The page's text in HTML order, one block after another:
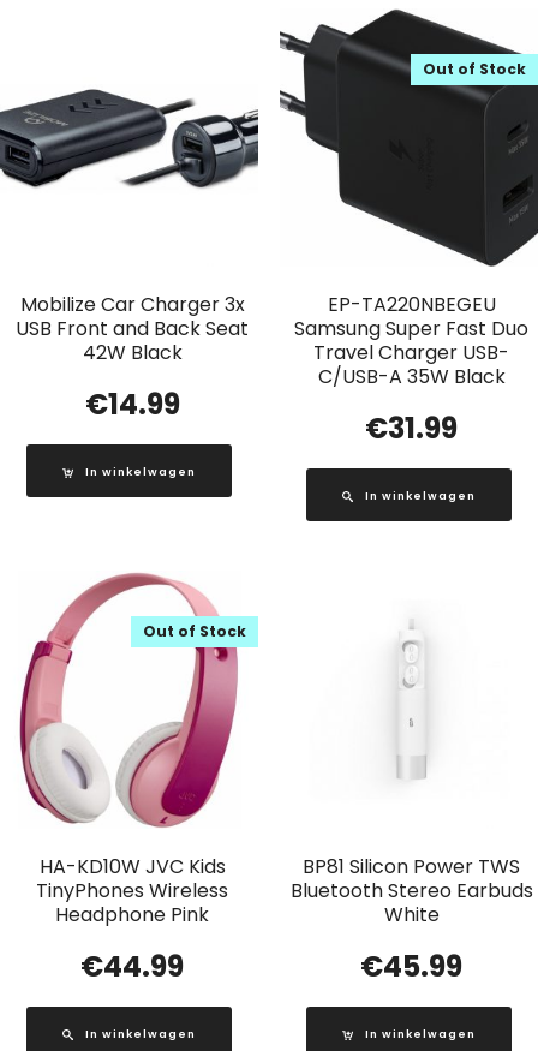
Mobilize Car Charger 3x
USB Front and Back Seat
42W Black
€14.99
In winkelwagen
EP-TA220NBEGEU
Samsung Super Fast Duo
Travel Charger USB-
C/USB-A 35W Black
Out of Stock
€31.99
In winkelwagen
HA-KD10W JVC Kids
TinyPhones Wireless
Headphone Pink
Out of Stock
€44.99
In winkelwagen
BP81 Silicon Power TWS
Bluetooth Stereo Earbuds
White
€45.99
In winkelwagen